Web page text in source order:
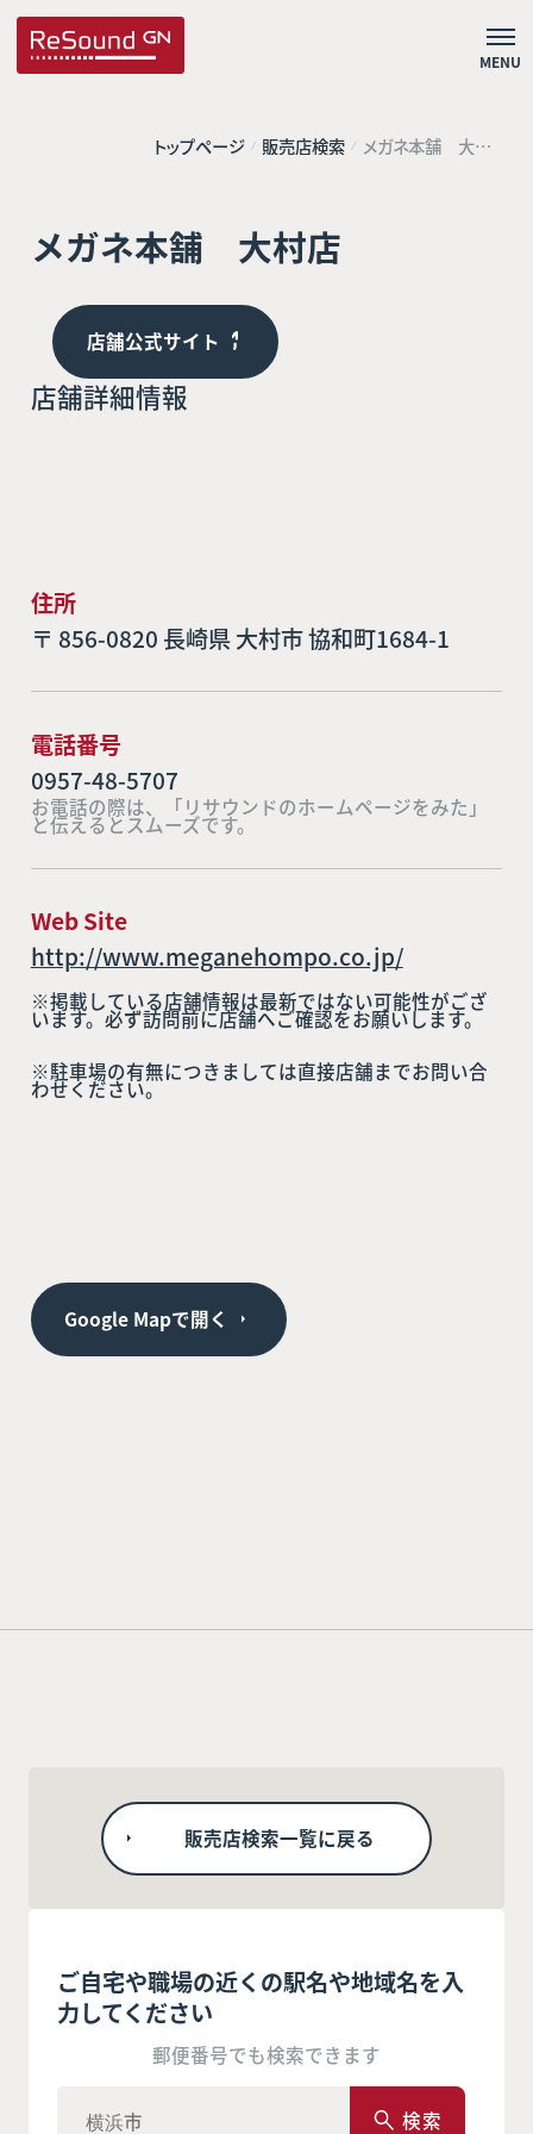
MENU
トップページ 販売店検索 メガネ本舗 大村
店
メガネ本舗 大村店
店舗公式サイト
店舗詳細情報
住所
〒 856-0820 長崎県 大村市 協和町1684-1
電話番号
0957-48-5707
お電話の際は、「リサウンドのホームページをみた」
と伝えるとスムーズです。
Web Site
http://www.meganehompo.co.jp/
※掲載している店舗情報は最新ではない可能性がござ
います。必ず訪問前に店舗へご確認をお願いします。
※駐車場の有無につきましては直接店舗までお問い合
わせください。
Google Mapで開く
販売店検索一覧に戻る
ご自宅や職場の近くの駅名や地域名を入
力してください
郵便番号でも検索できます
検索